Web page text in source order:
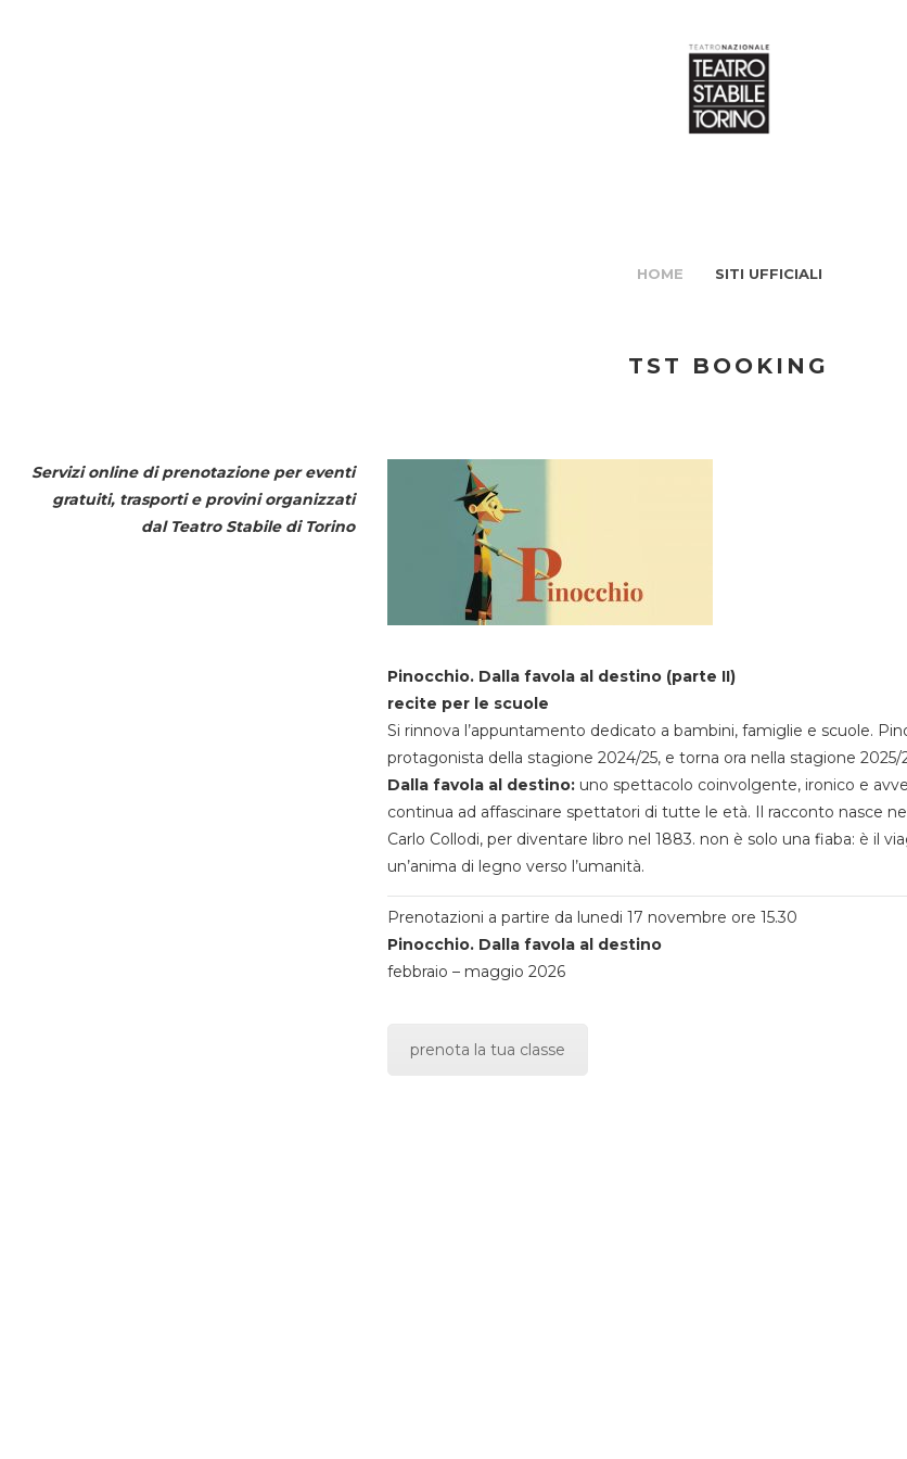
HOME SITI UFFICIALI
TST BOOKING
Servizi online di prenotazione per eventi
gratuiti, trasporti e provini organizzati
dal Teatro Stabile di Torino
Pinocchio. Dalla favola al destino (parte II)
recite per le scuole
Si rinnova l’appuntamento dedicato a bambini, famiglie e scuole.
protagonista della stagione 2024/25, e torna ora nella stagione 2025/
Dalla favola al destino:uno spettacolo coinvolgente, ironico e
continua ad affascinare spettatori di tutte le età. Il racconto nasce
Carlo Collodi, per diventare libro nel 1883. non è solo una fiaba: è il
un’anima di legno verso l’umanità.
Prenotazioni a partire da lunedi 17 novembre ore 15.30
Pinocchio. Dalla favola al destino
febbraio – maggio 2026
prenota la tua classe